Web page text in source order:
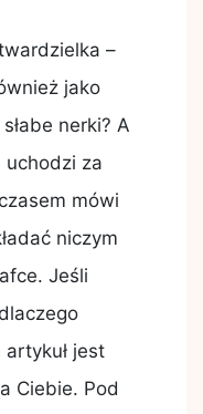
–
jako
nerki? A
uchodzi za
mówi
niczym
Jeśli
jest
Ciebie. Pod